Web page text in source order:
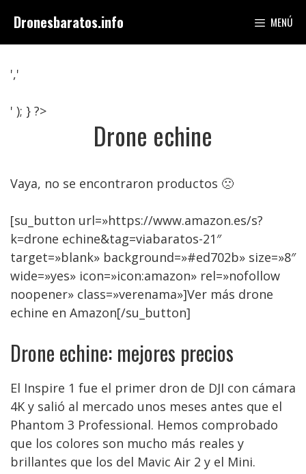
contenido
Dronesbaratos.info MENÚ
','
' ); } ?>
Drone echine
Vaya, no se encontraron productos 🙁
[su_button url=»https://www.amazon.es/s?
k=drone echine&tag=viabaratos-21″
target=»blank» background=»#ed702b» size=»8″
wide=»yes» icon=»icon:amazon» rel=»nofollow
noopener» class=»verenama»]Ver más drone
echine en Amazon[/su_button]
Drone echine: mejores precios
El Inspire 1 fue el primer dron de DJI con cámara
4K y salió al mercado unos meses antes que el
Phantom 3 Professional. Hemos comprobado
que los colores son mucho más reales y
brillantes que los del Mavic Air 2 y el Mini.